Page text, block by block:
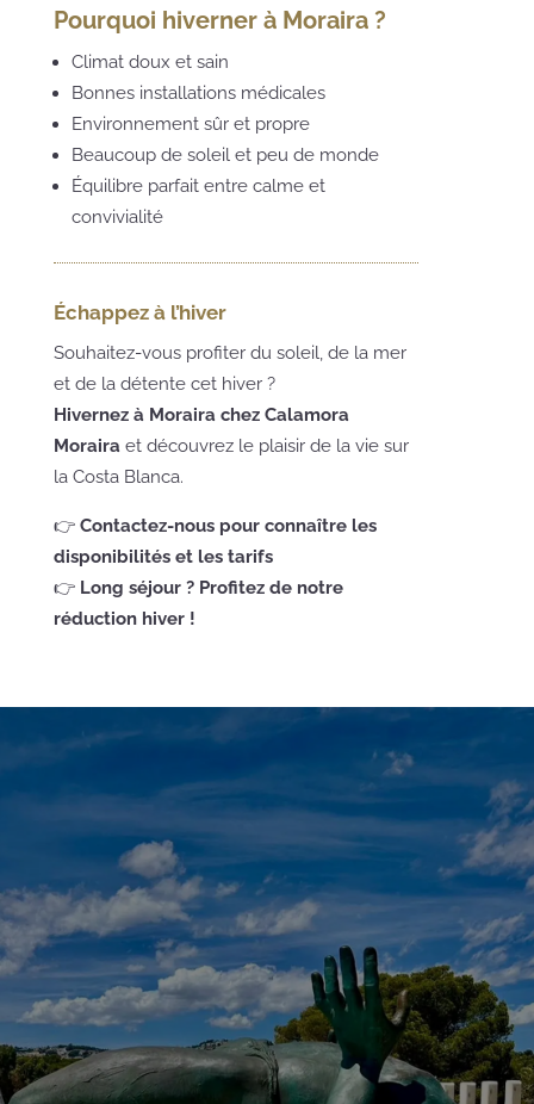
Pourquoi hiverner à Moraira ?
Climat doux et sain
Bonnes installations médicales
Environnement sûr et propre
Beaucoup de soleil et peu de monde
Équilibre parfait entre calme et
convivialité
Échappez à l’hiver
Souhaitez-vous profiter du soleil, de la mer
et de la détente cet hiver ?
Hivernez à Moraira chez Calamora
Morairaet découvrez le plaisir de la vie sur
la Costa Blanca.
👉 Contactez-nous pour connaître les
disponibilités et les tarifs
👉 Long séjour ? Profitez de notre
réduction hiver !